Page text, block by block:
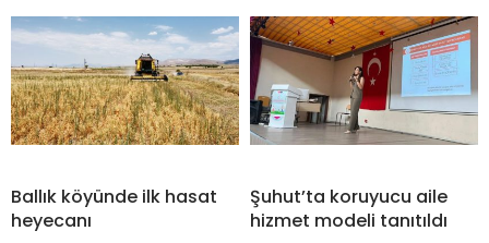
Ballık köyünde ilk hasat
heyecanı
Şuhut’ta koruyucu aile
hizmet modeli tanıtıldı